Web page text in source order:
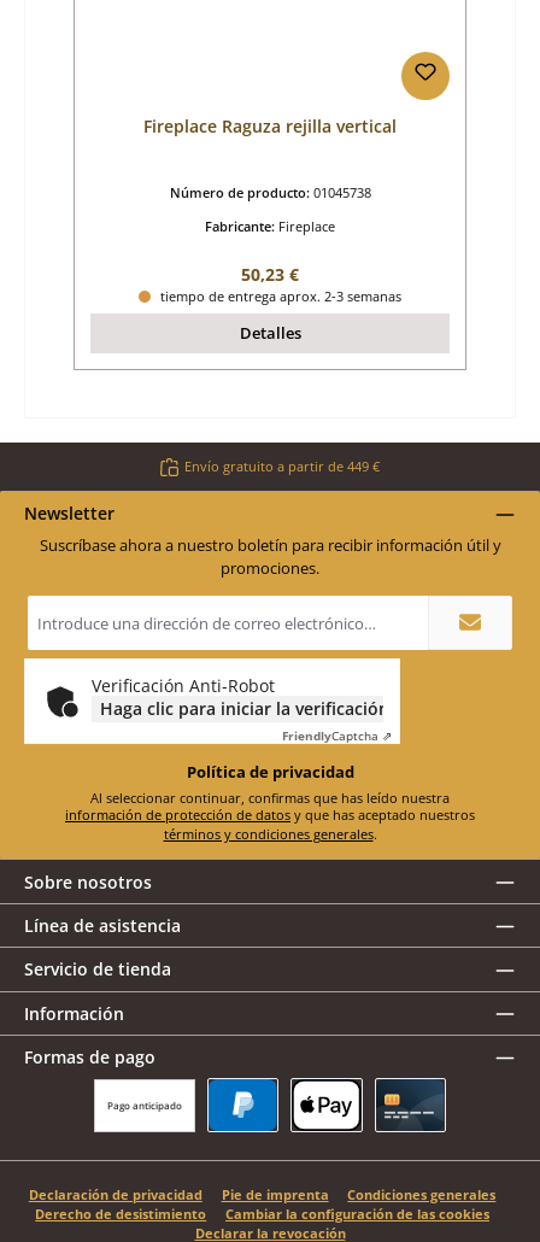
Fireplace Raguza rejilla vertical
Número de producto: 01045738
Fabricante: Fireplace
Precio normal:
50,23 €
tiempo de entrega aprox. 2-3 semanas
Detalles
Envío gratuito a partir de 449 €
Newsletter
Suscríbase ahora a nuestro boletín para recibir información útil y
promociones.
de
correo
electrónico
Verificación Anti-Robot
Haga clic para iniciar la verificación
FriendlyCaptcha ⇗
Política de privacidad
información de protección de datos
términos y condiciones generales.
Sobre nosotros
Línea de asistencia
Servicio de tienda
Información
Formas de pago
Pago anticipado
Declaración de privacidad Pie de imprenta
Condiciones generales
Derecho de desistimiento
Cambiar la configuración de las cookies
Declarar la revocación